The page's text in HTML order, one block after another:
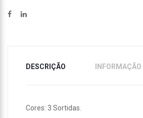
DESCRIÇÃO
Cores: 3 Sortidas.